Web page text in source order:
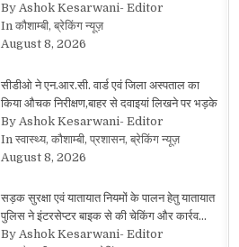
By Ashok Kesarwani- Editor
In कौशाम्बी, ब्रेकिंग न्यूज़
August 8, 2026
सीडीओ ने एन.आर.सी. वार्ड एवं जिला अस्पताल का
किया औचक निरीक्षण,बाहर से दवाइयां लिखने पर भड़के
By Ashok Kesarwani- Editor
In स्वास्थ्य, कौशाम्बी, प्रशासन, ब्रेकिंग न्यूज़
August 8, 2026
सड़क सुरक्षा एवं यातायात नियमों के पालन हेतु यातायात
पुलिस ने इंटरसेप्टर बाइक से की चेकिंग और कार्रव…
By Ashok Kesarwani- Editor